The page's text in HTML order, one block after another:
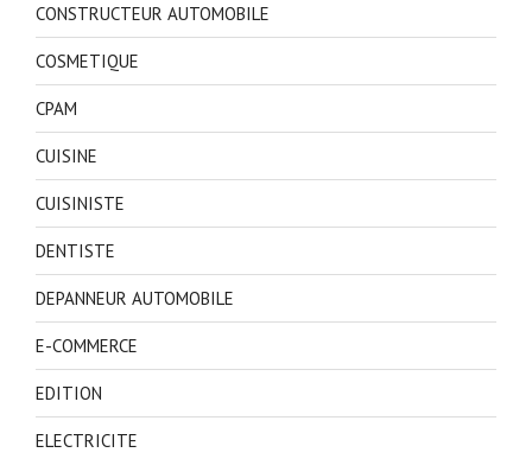
CONSTRUCTEUR AUTOMOBILE
COSMETIQUE
CPAM
CUISINE
CUISINISTE
DENTISTE
DEPANNEUR AUTOMOBILE
E-COMMERCE
EDITION
ELECTRICITE